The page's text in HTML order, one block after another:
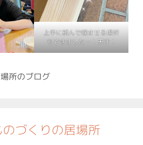
上手に組んで噛ませる場所
もできましたー！天才！
所のブログ
づくりの居場所